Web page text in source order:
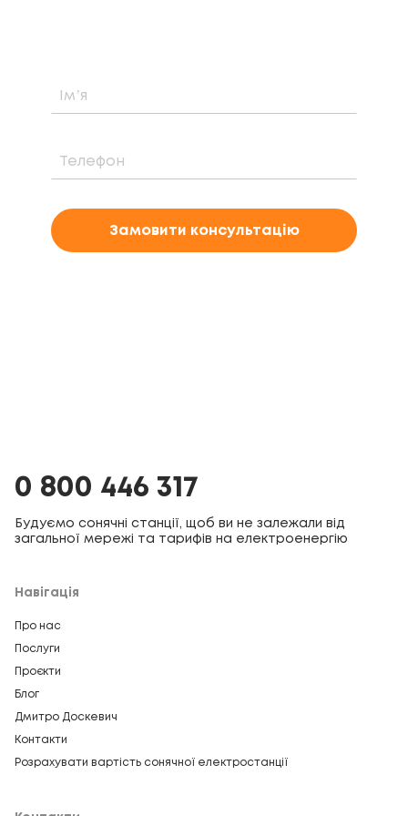
Замовити консультацію
0 800 446 317
Будуємо сонячні станції, щоб ви не залежали від
загальної мережі та тарифів на електроенергію
Навігація
Про нас
Послуги
Проєкти
Блог
Дмитро Доскевич
Контакти
Розрахувати вартість сонячної електростанції